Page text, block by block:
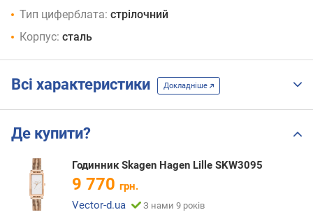
Тип циферблата: стрілочний
Корпус: сталь
Всі характеристики Докладніше
Де купити?
Годинник Skagen Hagen Lille SKW3095
9 770 грн.
Vector-d.ua
З нами 9 років